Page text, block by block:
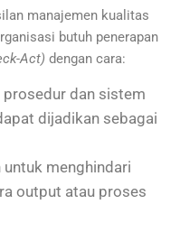
manajemen kualitas
butuh penerapan
Act) dengan cara:
dan sistem
dijadikan sebagai
menghindari
output atau proses